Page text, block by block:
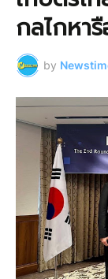
กลไกหา
by